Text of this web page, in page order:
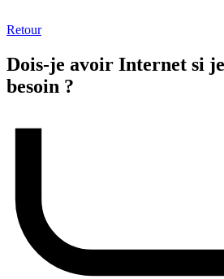
Retour
Dois-je avoir Internet si je
besoin ?